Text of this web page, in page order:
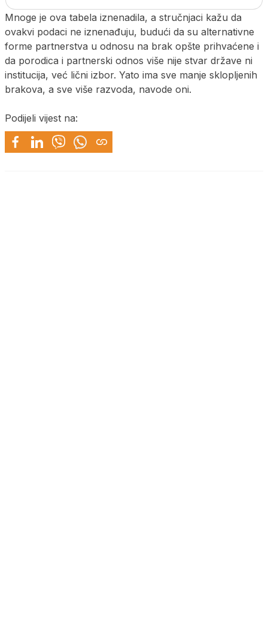
Mnoge je ova tabela iznenadila, a stručnjaci kažu da
ovakvi podaci ne iznenađuju, budući da su alternativne
forme partnerstva u odnosu na brak opšte prihvaćene i
da porodica i partnerski odnos više nije stvar države ni
institucija, već lični izbor. Yato ima sve manje sklopljenih
brakova, a sve više razvoda, navode oni.
Podijeli vijest na: